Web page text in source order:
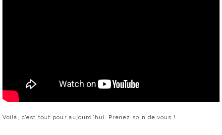
Voilà, c’est tout pour aujourd’hui. Prenez soin de vous !